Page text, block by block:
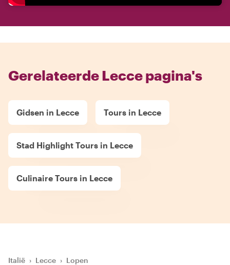
Gerelateerde Lecce pagina's
Gidsen in Lecce Tours in Lecce
Stad Highlight Tours in Lecce
Culinaire Tours in Lecce
Italië › Lecce › Lopen